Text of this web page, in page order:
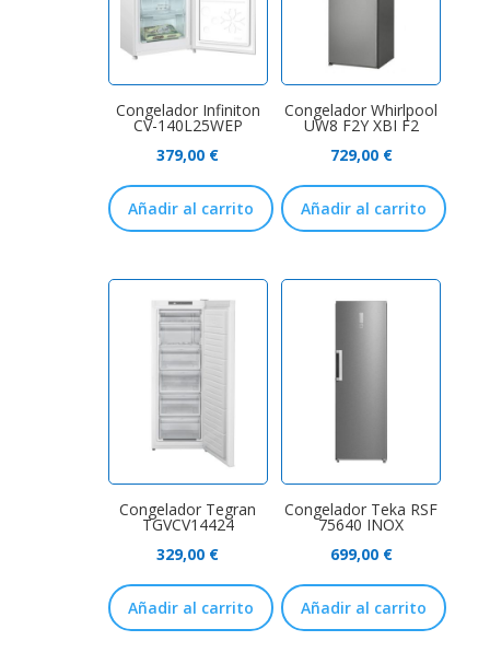
Congelador Infiniton
CV-140L25WEP
379,00 €
Añadir al carrito
Congelador Whirlpool
UW8 F2Y XBI F2
729,00 €
Añadir al carrito
Congelador Tegran
TGVCV14424
329,00 €
Añadir al carrito
Congelador Teka RSF
75640 INOX
699,00 €
Añadir al carrito